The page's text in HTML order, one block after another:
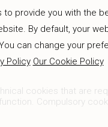
to the
to provide you with the
By default, your
can change your
Policy Our Cookie Policy
cookies that are
Compulsory